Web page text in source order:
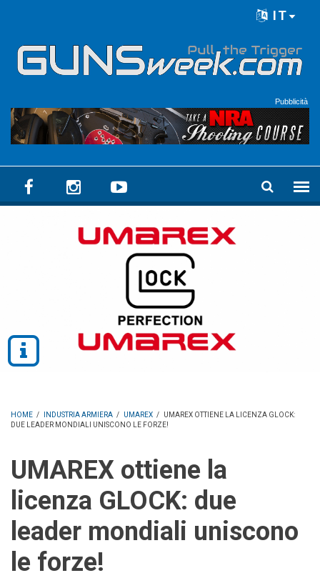
IT
Pubblicità
HOME / INDUSTRIA ARMIERA / UMAREX /
UMAREX OTTIENE LA LICENZA GLOCK:
DUE LEADER MONDIALI UNISCONO LE FORZE!
UMAREX ottiene la
licenza GLOCK: due
leader mondiali uniscono
le forze!